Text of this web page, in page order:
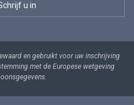
en gebruikt voor uw inschrijving
met de Europese wetgeving